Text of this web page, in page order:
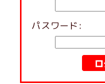
パスワード: